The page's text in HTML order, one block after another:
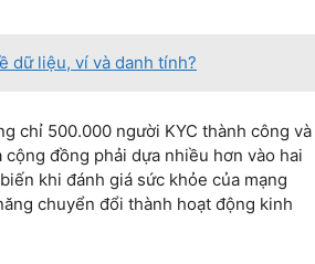
dữ liệu, ví và danh tính?
chỉ 500.000 người KYC thành công và
đồng phải dựa nhiều hơn vào hai
khi đánh giá sức khỏe của mạng
chuyển đổi thành hoạt động kinh